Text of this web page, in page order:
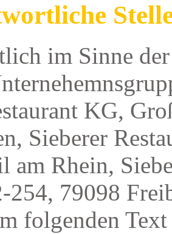
im Sinne
KG,
Sieberer
am Rhein,
254, 79098
folgenden